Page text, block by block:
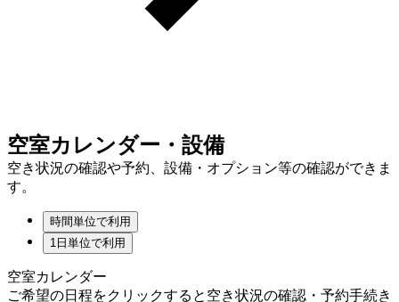
空室カレンダー・設備
空き状況の確認や予約、設備・オプション等の確認ができま
す。
時間単位で利用
1日単位で利用
空室カレンダー
ご希望の日程をクリックすると空き状況の確認・予約手続き